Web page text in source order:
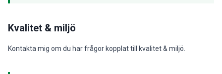
Kvalitet & miljö
Kontakta mig om du har frågor kopplat till kvalitet & miljö.